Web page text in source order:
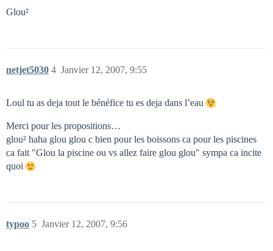
Glou²
netjet5030 Janvier 12, 2007, 9:55
4
Loul tu as deja tout le bénéfice tu es deja dans l’eau
Merci pour les propositions…
glou² haha glou glou c bien pour les boissons ca pour les piscines
ca fait "Glou la piscine ou vs allez faire glou glou" sympa ca incite
quoi
typoo Janvier 12, 2007, 9:56
5